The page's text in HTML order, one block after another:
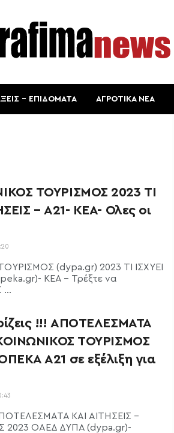
– ΕΠΙΔΟΜΑΤΑ ΑΓΡΟΤΙΚΑ ΝΕΑ
ΤΟΥΡΙΣΜΟΣ 2023 ΤΙ
– Α21- ΚΕΑ- Ολες οι
(dypa.gr) 2023 ΤΙ ΙΣΧΥΕΙ
ΚΕΑ - Τρέξτε να
...
!!! ΑΠΟΤΕΛΕΣΜΑΤΑ
ΤΟΥΡΙΣΜΟΣ
Α21 σε εξέλιξη για
ΚΑΙ ΑΙΤΗΣΕΙΣ -
2023 ΟΑΕΔ ΔΥΠΑ (dypa.gr)-